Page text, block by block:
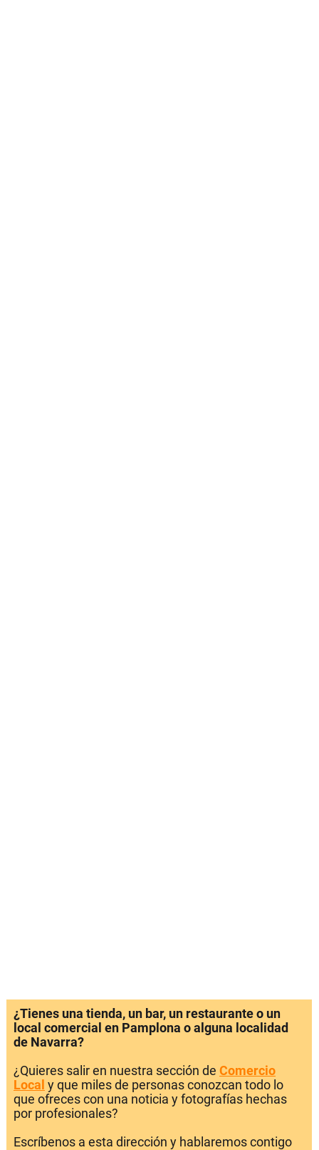
¿Tienes una tienda, un bar, un restaurante o un
local comercial en Pamplona o alguna localidad
de Navarra?
¿Quieres salir en nuestra sección de Comercio
Local y que miles de personas conozcan todo lo
que ofreces con una noticia y fotografías hechas
por profesionales?
Escríbenos a esta dirección y hablaremos contigo